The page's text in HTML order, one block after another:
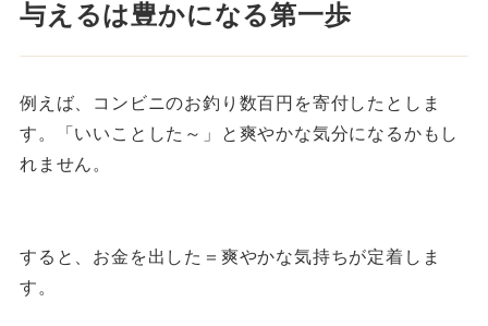
与えるは豊かになる第一歩
例えば、コンビニのお釣り数百円を寄付したとしま
す。「いいことした～」と爽やかな気分になるかもし
れません。
すると、お金を出した＝爽やかな気持ちが定着しま
す。